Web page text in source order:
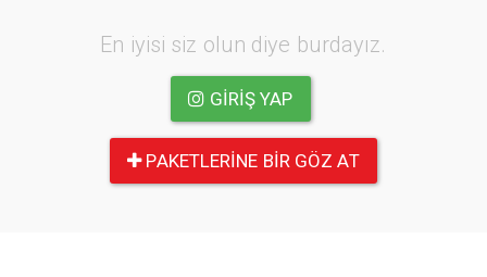
En iyisi siz olun diye burdayız.
GIRIŞ YAP
PAKETLERINE BIR GÖZ AT